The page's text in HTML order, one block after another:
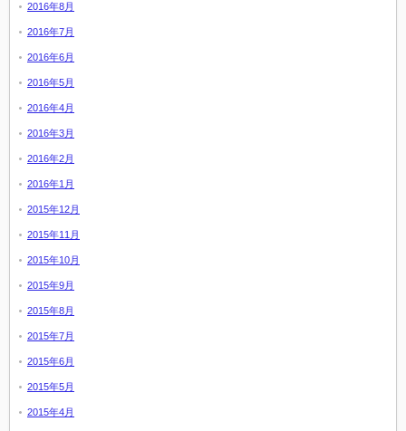
2016年8月
2016年7月
2016年6月
2016年5月
2016年4月
2016年3月
2016年2月
2016年1月
2015年12月
2015年11月
2015年10月
2015年9月
2015年8月
2015年7月
2015年6月
2015年5月
2015年4月